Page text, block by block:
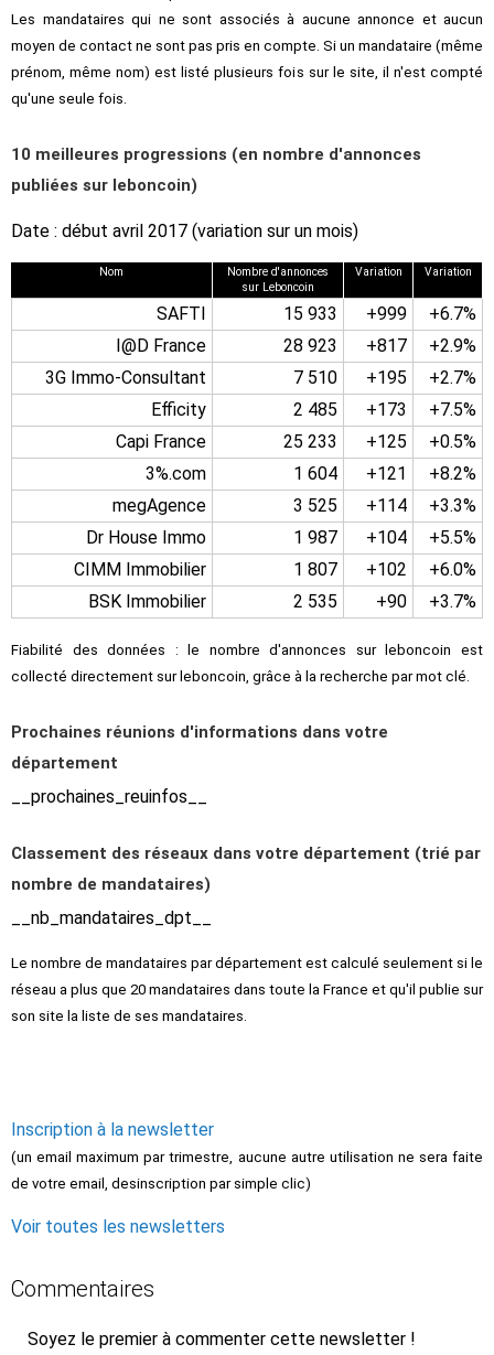
Les mandataires qui ne sont associés à aucune annonce et aucun
moyen de contact ne sont pas pris en compte. Si un mandataire (même
prénom, même nom) est listé plusieurs fois sur le site, il n'est compté
qu'une seule fois.
10 meilleures progressions (en nombre d'annonces
publiées sur leboncoin)
Date : début avril 2017 (variation sur un mois)
Nom
Nombre d'annonces
sur Leboncoin
Variation Variation
SAFTI 15 933 +999
+6.7%
I@D France
28 923 +817
+2.9%
3G Immo-Consultant
7 510 +195
+2.7%
Efficity
2 485 +173
+7.5%
Capi France
25 233 +125
+0.5%
3%.com
1 604 +121
+8.2%
megAgence
3 525 +114
+3.3%
Dr House Immo
1 987 +104
+5.5%
CIMM Immobilier
1 807 +102
+6.0%
BSK Immobilier
2 535 +90 +3.7%
Fiabilité des données : le nombre d'annonces sur leboncoin est
collecté directement sur leboncoin, grâce à la recherche par mot clé.
Prochaines réunions d'informations dans votre
département
__prochaines_reuinfos__
Classement des réseaux dans votre département (trié par
nombre de mandataires)
__nb_mandataires_dpt__
Le nombre de mandataires par département est calculé seulement si le
réseau a plus que 20 mandataires dans toute la France et qu'il publie sur
son site la liste de ses mandataires.
Inscription à la newsletter
(un email maximum par trimestre, aucune autre utilisation ne sera faite
de votre email, desinscription par simple clic)
Voir toutes les newsletters
Commentaires
Soyez le premier à commenter cette newsletter !